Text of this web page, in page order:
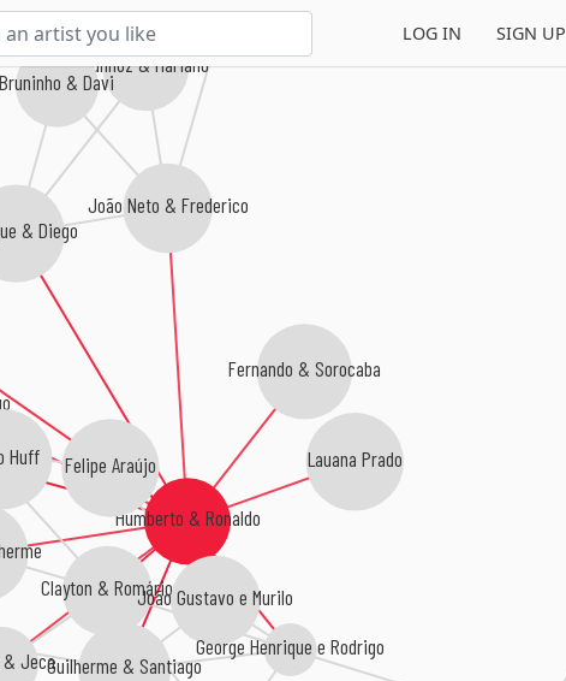
LOG IN SIGN UP
Humberto & Ronaldo
Guilherme & Santiago
Clayton & RomárioJoão Gustavo e Murilo
& Diego
George Henrique e Rodrigo
Felipe Araújo
Fernando & Sorocaba
Lauana Prado
& Jeca
João Neto & Frederico
Munhoz & Mariano
Bruninho & Davi
Huff